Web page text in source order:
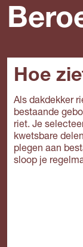
Hoe
Als dakdekker
bestaande
riet. Je
kwetsbare
plegen aan
sloop je